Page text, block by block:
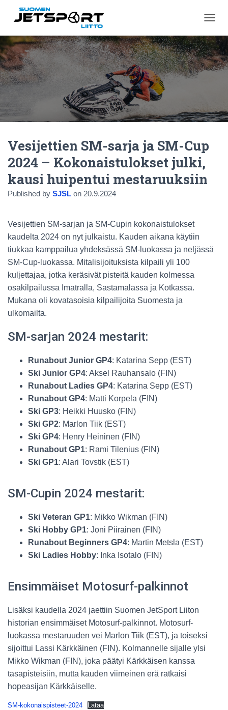
A
V
I
G
I
P
Vesijettien SM-sarja ja SM-Cup
2024 – Kokonaistulokset julki,
kausi huipentui mestaruuksiin
Published by SJSL on 20.9.2024
Vesijettien SM-sarjan ja SM-Cupin kokonaistulokset
kaudelta 2024 on nyt julkaistu. Kauden aikana käytiin
tiukkaa kamppailua yhdeksässä SM-luokassa ja neljässä
SM-Cup-luokassa. Mitalisijoituksista kilpaili yli 100
kuljettajaa, jotka keräsivät pisteitä kauden kolmessa
osakilpailussa Imatralla, Sastamalassa ja Kotkassa.
Mukana oli kovatasoisia kilpailijoita Suomesta ja
ulkomailta.
SM-sarjan 2024 mestarit:
Runabout Junior GP4: Katarina Sepp (EST)
Ski Junior GP4: Aksel Rauhansalo (FIN)
Runabout Ladies GP4: Katarina Sepp (EST)
Runabout GP4: Matti Korpela (FIN)
Ski GP3: Heikki Huusko (FIN)
Ski GP2: Marlon Tiik (EST)
Ski GP4: Henry Heininen (FIN)
Runabout GP1: Rami Tilenius (FIN)
Ski GP1: Alari Tovstik (EST)
SM-Cupin 2024 mestarit:
Ski Veteran GP1: Mikko Wikman (FIN)
Ski Hobby GP1: Joni Piirainen (FIN)
Runabout Beginners GP4: Martin Metsla (EST)
Ski Ladies Hobby: Inka Isotalo (FIN)
Ensimmäiset Motosurf-palkinnot
Lisäksi kaudella 2024 jaettiin Suomen JetSport Liiton
historian ensimmäiset Motosurf-palkinnot. Motosurf-
luokassa mestaruuden vei Marlon Tiik (EST), ja toiseksi
sijoittui Lassi Kärkkäinen (FIN). Kolmannelle sijalle ylsi
Mikko Wikman (FIN), joka päätyi Kärkkäisen kanssa
tasapisteisiin, mutta kauden viimeinen erä ratkaisi
hopeasijan Kärkkäiselle.
SM-kokonaispisteet-2024 Lataa